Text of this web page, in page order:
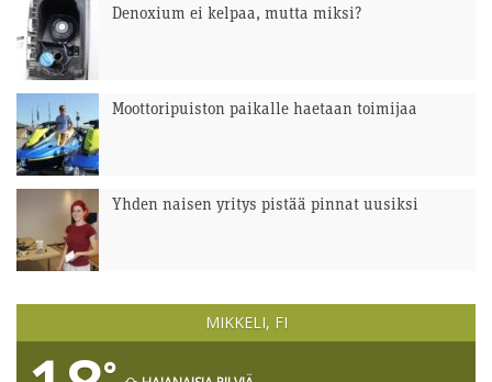
Denoxium ei kelpaa, mutta miksi?
Moottoripuiston paikalle haetaan toimijaa
Yhden naisen yritys pistää pinnat uusiksi
MIKKELI, FI